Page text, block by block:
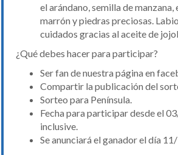
el arándano, semilla de
marrón y piedras preciosas.
cuidados gracias al aceite de
¿Qué debes hacer para participar?
Ser fan de nuestra página en
Compartir la publicación del
Sorteo para Península.
Fecha para participar desde el
inclusive.
Se anunciará el ganador el día